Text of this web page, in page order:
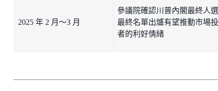
2025 年 2 月～3 月
參議院確認川普內閣最終人
最終名單出爐有望推動市場
者的利好情緒